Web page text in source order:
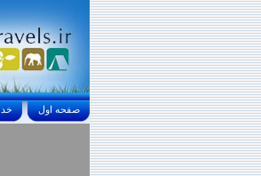
خدمات رايگان صفحه اول